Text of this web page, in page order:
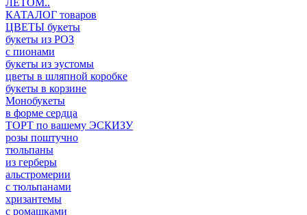
КАТАЛОГ товаров
ЦВЕТЫ букеты
букеты из РОЗ
с пионами
букеты из эустомы
цветы в шляпной коробке
букеты в корзине
Монобукеты
в форме сердца
ТОРТ по вашему ЭСКИЗУ
розы поштучно
тюльпаны
из герберы
альстромерии
с тюльпанами
хризантемы
с ромашками